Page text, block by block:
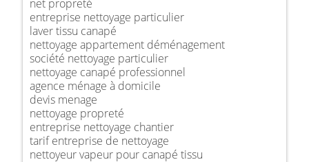
net propreté
entreprise nettoyage particulier
laver tissu canapé
nettoyage appartement déménagement
société nettoyage particulier
nettoyage canapé professionnel
agence ménage à domicile
devis menage
nettoyage propreté
entreprise nettoyage chantier
tarif entreprise de nettoyage
nettoyeur vapeur pour canapé tissu